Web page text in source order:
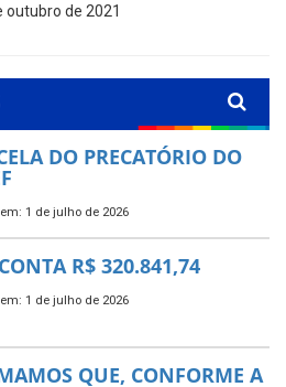
outubro de 2021
DO PRECATÓRIO DO
1 de julho de 2026
R$ 320.841,74
1 de julho de 2026
QUE, CONFORME A